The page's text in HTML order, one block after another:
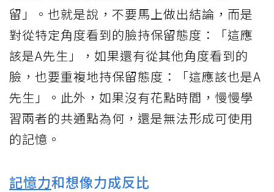
留」。也就是說，不要馬上做出結論，而是
對從特定角度看到的臉持保留態度：「這應
該是A先生」，如果還有從其他角度看到的
臉，也要重複地持保留態度：「這應該也是A
先生」。此外，如果沒有花點時間，慢慢學
習兩者的共通點為何，還是無法形成可使用
的記憶。
記憶力和想像力成反比